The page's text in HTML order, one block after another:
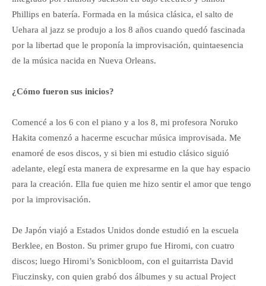
Phillips en batería. Formada en la música clásica, el salto de
Uehara al jazz se produjo a los 8 años cuando quedó fascinada
por la libertad que le proponía la improvisación, quintaesencia
de la música nacida en Nueva Orleans.
¿Cómo fueron sus inicios?
Comencé a los 6 con el piano y a los 8, mi profesora Noruko
Hakita comenzó a hacerme escuchar música improvisada. Me
enamoré de esos discos, y si bien mi estudio clásico siguió
adelante, elegí esta manera de expresarme en la que hay espacio
para la creación. Ella fue quien me hizo sentir el amor que tengo
por la improvisación.
De Japón viajó a Estados Unidos donde estudió en la escuela
Berklee, en Boston. Su primer grupo fue Hiromi, con cuatro
discos; luego Hiromi’s Sonicbloom, con el guitarrista David
Fiuczinsky, con quien grabó dos álbumes y su actual Project